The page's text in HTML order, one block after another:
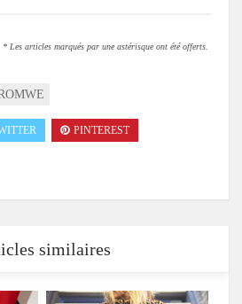
* Les articles marqués par une astérisque ont été offerts.
PINTEREST
similaires